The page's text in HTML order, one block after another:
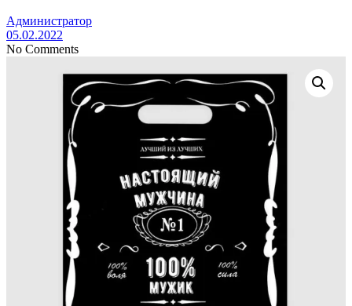
Администратор
05.02.2022
No Comments